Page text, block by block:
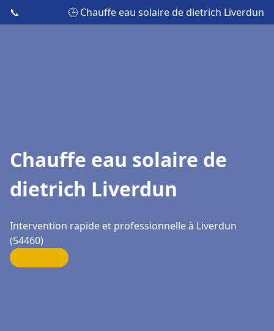
📞 🕒 Chauffe eau solaire de dietrich Liverdun
Chauffe eau solaire de
dietrich Liverdun
Intervention rapide et professionnelle à Liverdun
(54460)